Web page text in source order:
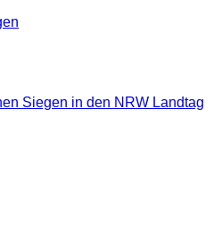
Siegen in den NRW Landtag